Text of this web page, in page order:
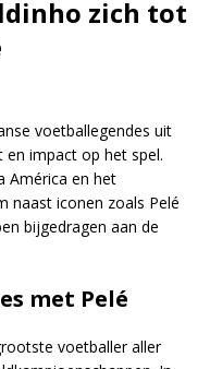
zich tot
voetballegendes uit
impact op het spel.
América en het
naast iconen zoals Pelé
bijgedragen aan de
met Pelé
voetballer aller